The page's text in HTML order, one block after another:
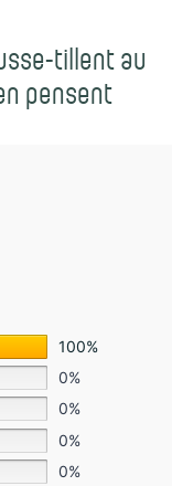
tillent au
pensent
100%
0%
0%
0%
0%